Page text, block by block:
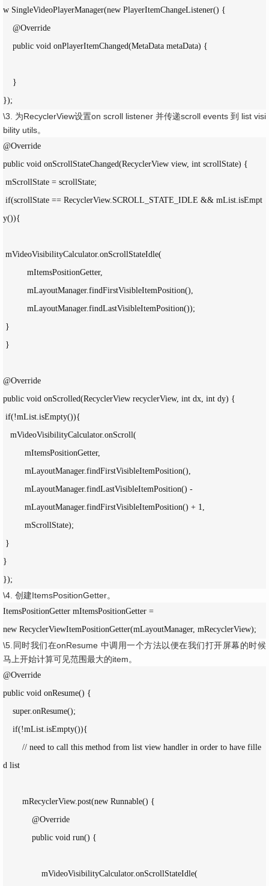
w SingleVideoPlayerManager(new PlayerItemChangeListener() {
@Override
public void onPlayerItemChanged(MetaData metaData) {
}
});
\3. 为RecyclerView设置on scroll listener 并传递scroll events 到 list visi
bility utils。
@Override
public void onScrollStateChanged(RecyclerView view, int scrollState) {
mScrollState = scrollState;
if(scrollState == RecyclerView.SCROLL_STATE_IDLE && mList.isEmpt
y()){
mVideoVisibilityCalculator.onScrollStateIdle(
mItemsPositionGetter,
mLayoutManager.findFirstVisibleItemPosition(),
mLayoutManager.findLastVisibleItemPosition());
}
}
@Override
public void onScrolled(RecyclerView recyclerView, int dx, int dy) {
if(!mList.isEmpty()){
mVideoVisibilityCalculator.onScroll(
mItemsPositionGetter,
mLayoutManager.findFirstVisibleItemPosition(),
mLayoutManager.findLastVisibleItemPosition() -
mLayoutManager.findFirstVisibleItemPosition() + 1,
mScrollState);
}
}
});
\4. 创建ItemsPositionGetter。
ItemsPositionGetter mItemsPositionGetter =
new RecyclerViewItemPositionGetter(mLayoutManager, mRecyclerView);
\5.同时我们在onResume 中调用一个方法以便在我们打开屏幕的时候
马上开始计算可见范围最大的item。
@Override
public void onResume() {
super.onResume();
if(!mList.isEmpty()){
// need to call this method from list view handler in order to have fille
d list
mRecyclerView.post(new Runnable() {
@Override
public void run() {
mVideoVisibilityCalculator.onScrollStateIdle(